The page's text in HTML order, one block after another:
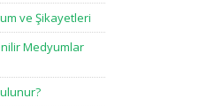
ve Şikayetleri
Medyumlar